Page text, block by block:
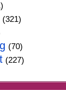
(321)
(70)
(227)